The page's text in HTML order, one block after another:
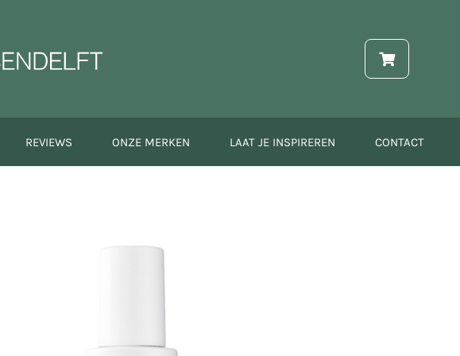
REVIEWS ONZE MERKEN LAAT JE INSPIREREN CONTACT